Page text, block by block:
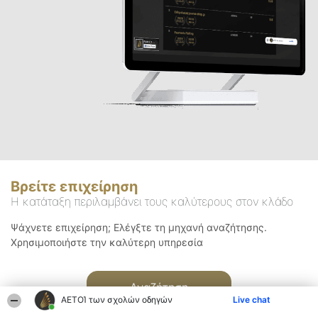
ΑΕΤΟΊ των σχολών οδηγών Live chat
Βρείτε επιχείρηση
Η κατάταξη περιλαμβάνει τους καλύτερους στον κλάδο
Ψάχνετε επιχείρηση; Ελέγξτε τη μηχανή αναζήτησης.
Χρησιμοποιήστε την καλύτερη υπηρεσία
Αναζήτηση